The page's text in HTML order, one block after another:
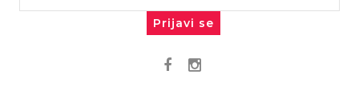
Prijavi se